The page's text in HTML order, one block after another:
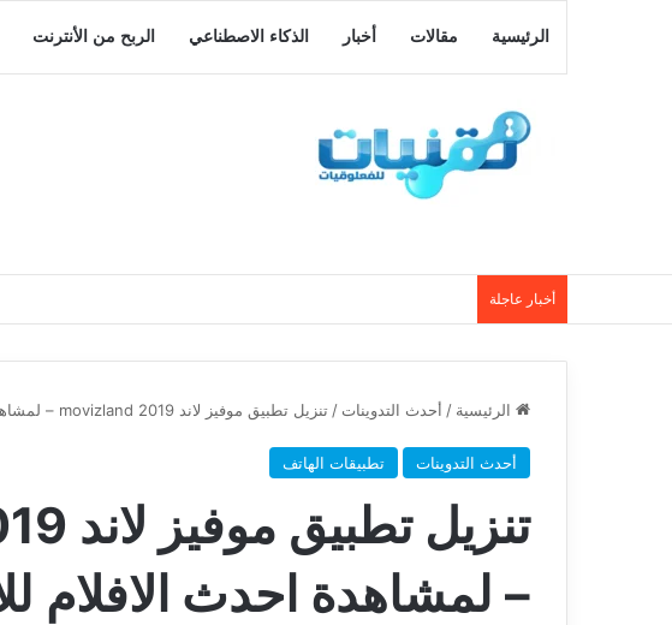
الرئيسية مقالات أخبار الذكاء الاصطناعي الربح من الأنترنت
أخبار عاجلة
الرئيسية / أحدث التدوينات / تنزيل تطبيق موفيز لاند 2019 movizland – لمشاهدة احدث الافلام للاندرويد
أحدث التدوينات تطبيقات الهاتف
– لمشاهدة احدث الافلام